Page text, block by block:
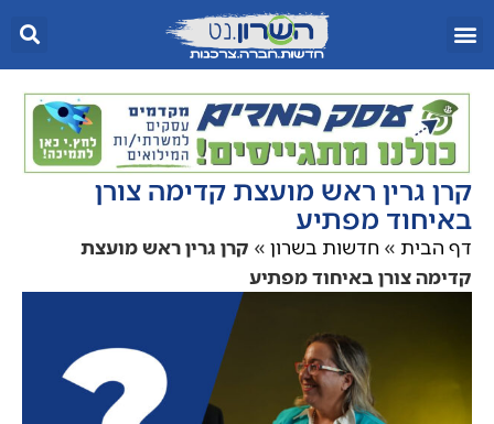
קרן גרין ראש מועצת קדימה צורן
באיחוד מפתיע
דף הבית » חדשות בשרון » קרן גרין ראש מועצת
קדימה צורן באיחוד מפתיע